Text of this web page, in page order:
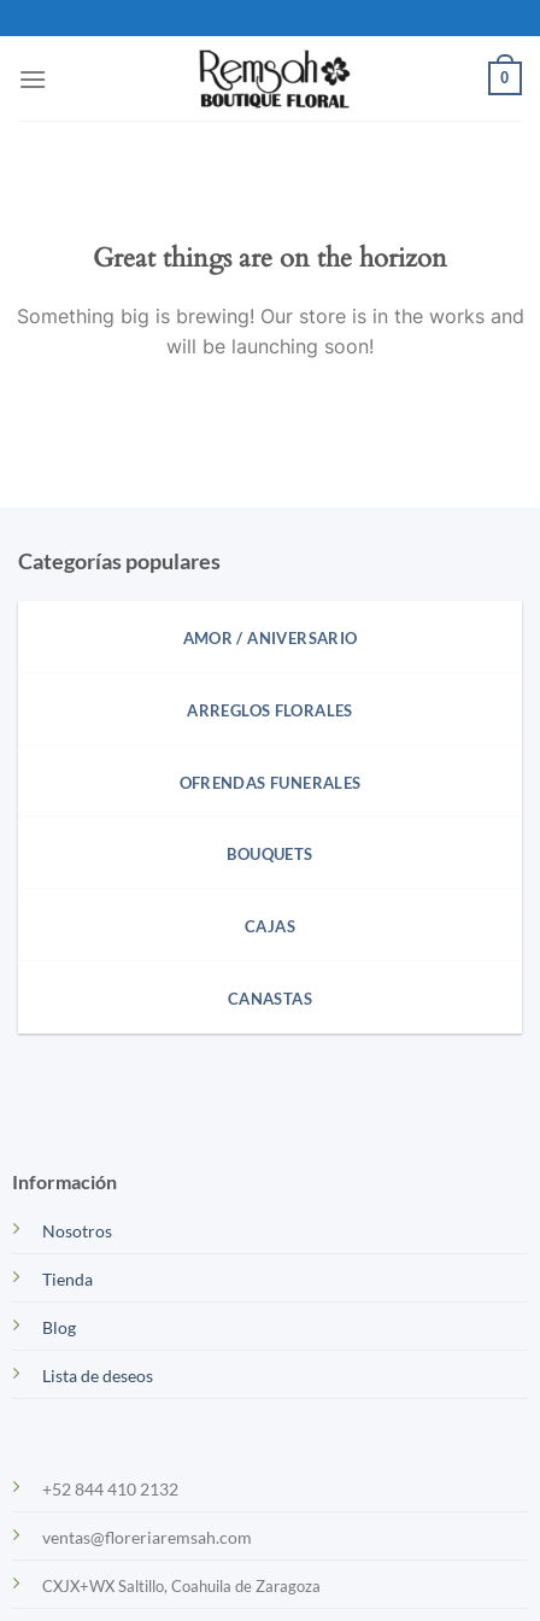
to
content
0
Great things are on the horizon
Something big is brewing! Our store is in the works and
will be launching soon!
Categorías populares
AMOR / ANIVERSARIO
ARREGLOS FLORALES
OFRENDAS FUNERALES
BOUQUETS
CAJAS
CANASTAS
Información
Nosotros
Tienda
Blog
Lista de deseos
+52 844 410 2132
ventas@floreriaremsah.com
CXJX+WX Saltillo, Coahuila de Zaragoza